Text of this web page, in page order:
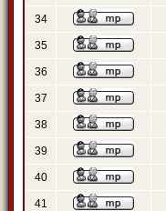
34
35
36
37
38
39
40
41